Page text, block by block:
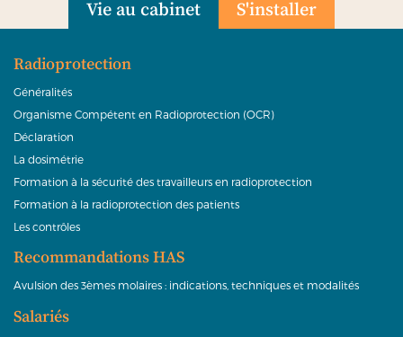
Vie au cabinet S'installer
Radioprotection
Généralités
Organisme Compétent en Radioprotection (OCR)
Déclaration
La dosimétrie
Formation à la sécurité des travailleurs en radioprotection
Formation à la radioprotection des patients
Les contrôles
Recommandations HAS
Avulsion des 3èmes molaires : indications, techniques et modalités
Salariés